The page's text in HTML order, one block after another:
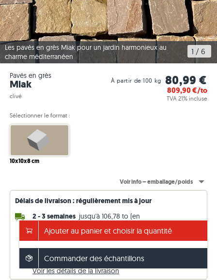
Les pavés en grès Miak pour un jardin harmonieux au
charme méditerranéen
1 / 6
Pavés en grès
Miak
clivé
À partir de 100 kg 80,99 €
809,90€/to
TVA 21% incluse
Sélectionner le format :
10x10x8 cm
Voir info – emballage/poids
Délais de livraison : régulièrement mis à jour
2 - 3 semaines jusqu'à 106,78 to (en
14 - 15 semaines n'importe quel to (départ usine)
Livraison offerte dès 5'000 €
sinon 149€. Prix TTC (TVA 21 %)
Voir les détails de la livraison
Ajouter au panier et choisir la quantité
Commander des échantillons